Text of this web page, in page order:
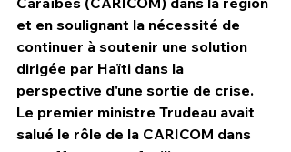
et en soulignant la nécessité de
continuer à soutenir une solution
dirigée par Haïti dans la
perspective d'une sortie de crise.
Le premier ministre Trudeau avait
salué le rôle de la CARICOM dans